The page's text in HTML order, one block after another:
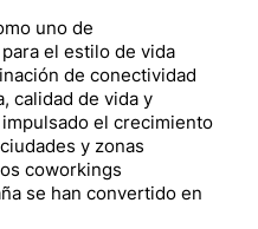
uno de
el estilo de vida
de conectividad
calidad de vida y
el crecimiento
y zonas
coworkings
se han convertido en